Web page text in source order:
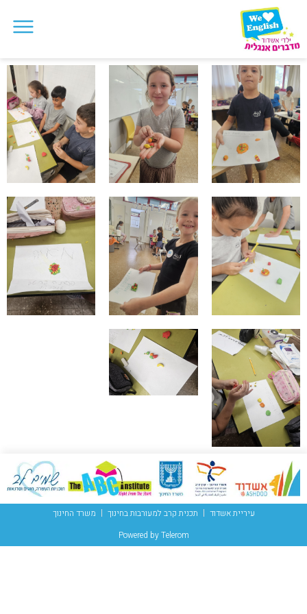
עיריית אשדוד תכנית קרב למעורבות בחינוך
משרד החינוך
Powered by Telerom